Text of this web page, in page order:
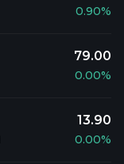
0.90%
79.00
0.00%
13.90
0.00%